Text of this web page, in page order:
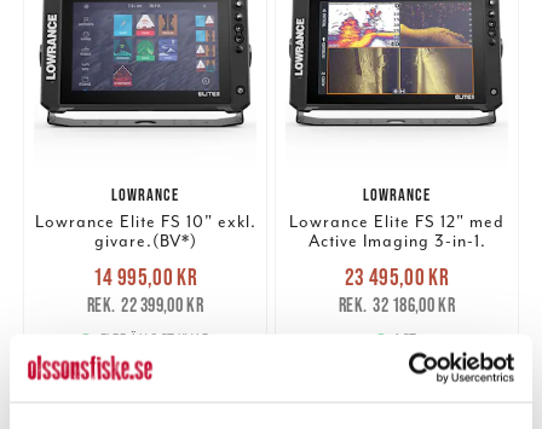
LOWRANCE
Lowrance Elite FS 10" exkl.
givare.(BV*)
Nuvarande pris
14 995,00 krTidigare pris
22 399,00 kr
14 995,00 kr
22 399,00 kr
FLER ÄN 6 ST KVAR
LÄGG I VARUKORGEN
LOWRANCE
Lowrance Elite FS 12" med
Active Imaging 3-in-1.
Nuvarande pris
23 495,00 krTidigare pris
32 186,00 kr
23 495,00 kr
32 186,00 kr
1 ST
LÄGG I VARUKORGEN